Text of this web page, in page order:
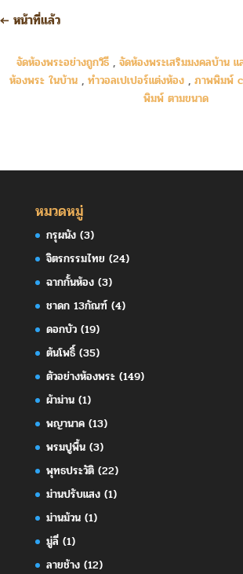
← หน้าที่แล้ว
จัดห้องพระอย่างถูกวิธี , จัดห้องพระเสริมมงคลบ้าน แ
ห้องพระ ในบ้าน, ทำวอลเปเปอร์แต่งห้อง, ภาพพิมพ์
พิมพ์ ตามขนาด
หมวดหมู่
กรุผนัง(3)
จิตรกรรมไทย (24)
ฉากกั้นห้อง(3)
ชาดก 13กัณฑ์(4)
ดอกบัว(19)
ต้นโพธิ์(35)
ตัวอย่างห้องพระ(149)
ผ้าม่าน(1)
พญานาค(13)
พรมปูพื้น(3)
พุทธประวัติ(22)
ม่านปรับแสง(1)
ม่านม้วน(1)
มู่ลี่(1)
ลายช้าง(12)